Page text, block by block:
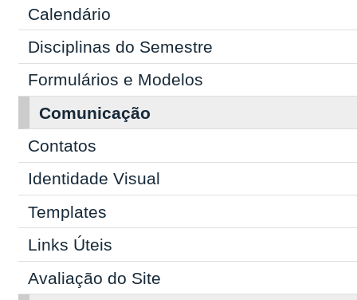
Calendário
Disciplinas do Semestre
Formulários e Modelos
Comunicação
Contatos
Identidade Visual
Templates
Links Úteis
Avaliação do Site